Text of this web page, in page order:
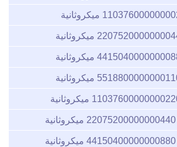
ميكروثانية
ميكروثانية
ميكروثانية
ميكروثانية
ميكروثانية
22075200000000440 ميكروثانية
44150400000000880 ميكروثانية